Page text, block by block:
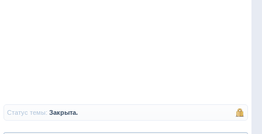
Статус темы: Закрыта.